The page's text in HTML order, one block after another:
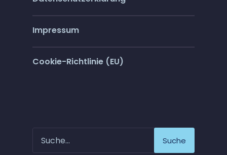
Impressum
Cookie-Richtlinie (EU)
Suche